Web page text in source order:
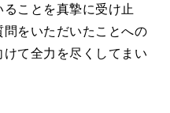
ことを真摯に受け止
をいただいたことへの
て全力を尽くしてまい